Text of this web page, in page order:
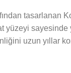
tasarlanan
yüzeyi sayesinde
uzun yıllar